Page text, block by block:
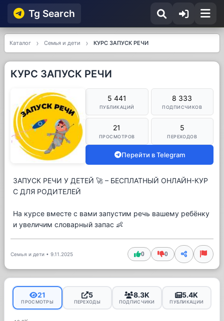
Tg Searсh
Каталог Семья и дети КУРС ЗАПУСК РЕЧИ
КУРС ЗАПУСК РЕЧИ
5 441
ПУБЛИКАЦИЙ
8 333
ПОДПИСЧИКОВ
21
ПРОСМОТРОВ
5
ПЕРЕХОДОВ
Перейти в Telegram
ЗАПУСК РЕЧИ У ДЕТЕЙ 🚀 – БЕСПЛАТНЫЙ ОНЛАЙН-КУР
С ДЛЯ РОДИТЕЛЕЙ
На курсе вместе с вами запустим речь вашему ребёнку
и увеличим словарный запас 👶
Семья и дети • 9.11.2025 0 0
21
ПРОСМОТРЫ
5
ПЕРЕХОДЫ
8.3K
ПОДПИСЧИКИ
5.4K
ПУБЛИКАЦИИ